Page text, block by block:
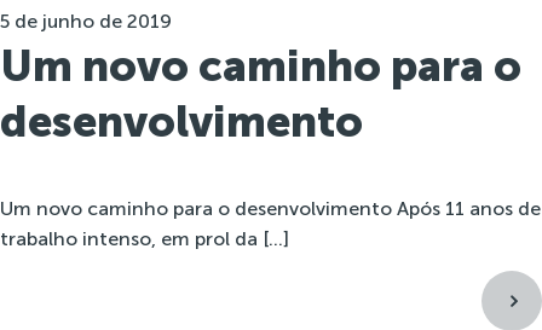
5 de junho de 2019
Um novo caminho para o
desenvolvimento
Um novo caminho para o desenvolvimento Após 11 anos de
trabalho intenso, em prol da […]